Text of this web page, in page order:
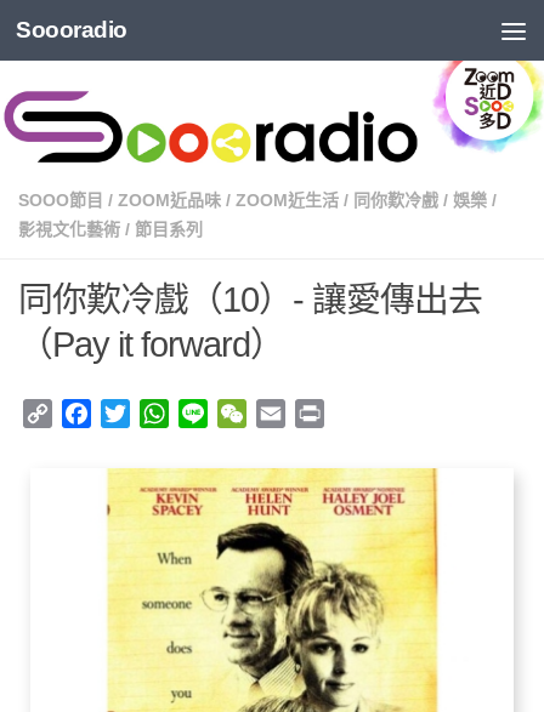
Soooradio
SOOO節目 / ZOOM近品味 / ZOOM近生活 / 同你歎冷戲 / 娛樂 /
影視文化藝術 / 節目系列
同你歎冷戲（10）- 讓愛傳出去
（Pay it forward）
Copy
Facebook
TwitterWhatsApp
Line WeChat
Email